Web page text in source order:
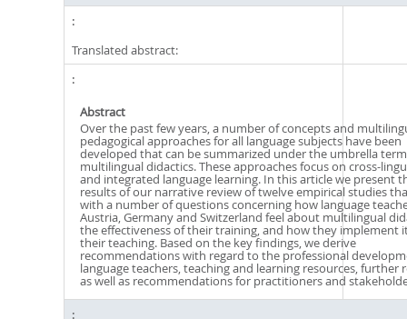
Translated abstract:
Abstract
Over the past few years, a number of concepts and
pedagogical approaches for all language subjects have been
developed that can be summarized under the umbrella term
multilingual didactics. These approaches focus on cross-
and integrated language learning. In this article we present
results of our narrative review of twelve empirical studies
with a number of questions concerning how language
Austria, Germany and Switzerland feel about multilingual
the effectiveness of their training, and how they implement
their teaching. Based on the key findings, we derive
recommendations with regard to the professional
language teachers, teaching and learning resources, further
as well as recommendations for practitioners and